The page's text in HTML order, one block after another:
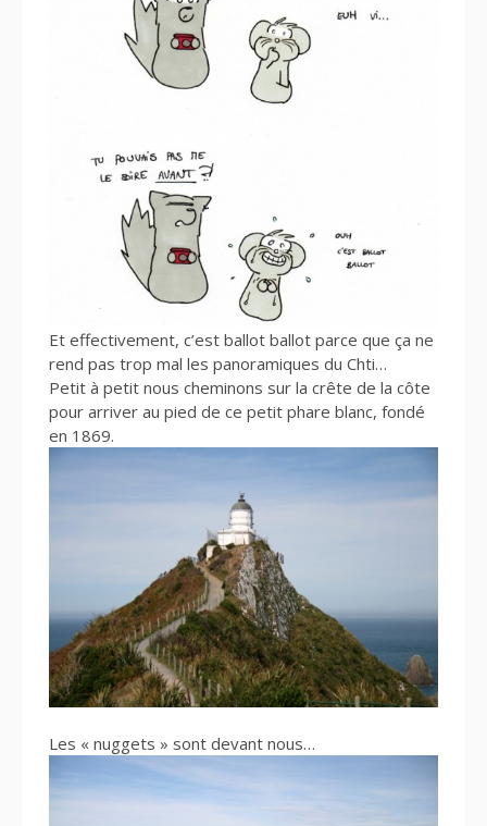
Et effectivement, c’est ballot ballot parce que ça ne
rend pas trop mal les panoramiques du Chti…
Petit à petit nous cheminons sur la crête de la côte
pour arriver au pied de ce petit phare blanc, fondé
en 1869.
Les « nuggets » sont devant nous…